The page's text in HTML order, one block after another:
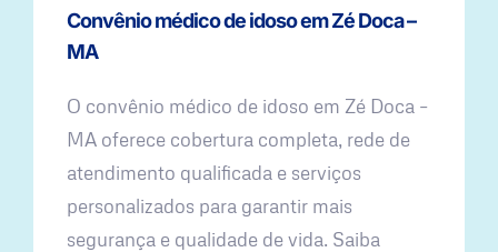
Convênio médico de idoso em Zé Doca –
MA
O convênio médico de idoso em Zé Doca –
MA oferece cobertura completa, rede de
atendimento qualificada e serviços
personalizados para garantir mais
segurança e qualidade de vida. Saiba